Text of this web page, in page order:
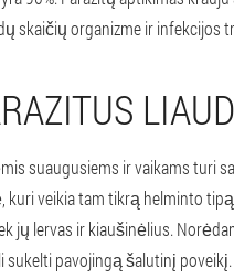
skaičių organizme ir infekcijos
suaugusiems ir vaikams turi
veikia tam tikrą helminto
jų lervas ir kiaušinėlius.
sukelti pavojingą šalutinį poveikį.